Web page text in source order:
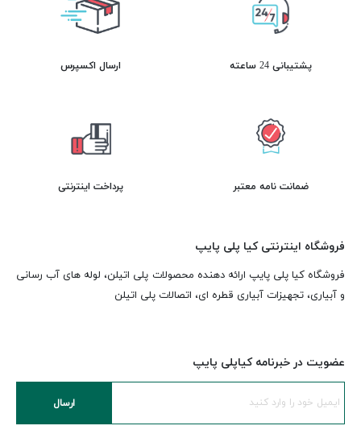
پشتیبانی 24 ساعته ارسال اکسپرس
ضمانت نامه معتبر پرداخت اینترنتی
فروشگاه اینترنتی کیا پلی پایپ
فروشگاه کیا پلی پایپ ارائه دهنده محصولات پلی اتیلن، لوله های آب رسانی
و آبیاری، تجهیزات آبیاری قطره ای، اتصالات پلی اتیلن
عضویت در خبرنامه کیاپلی پایپ